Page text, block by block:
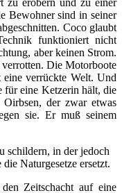
Bewohner sind in seiner
Coco glaubt
funktioniert nicht
aber keinen Strom.
Die Motorboote
verrückte Welt. Und
für eine Ketzerin hält, die
der zwar etwas
sie. Er muß seinem
schildern, in der jedoch
Naturgesetze ersetzt.
Zeitschacht auf eine